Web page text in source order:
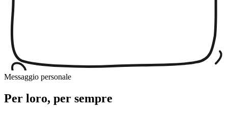
Messaggio personale
Per loro, per sempre